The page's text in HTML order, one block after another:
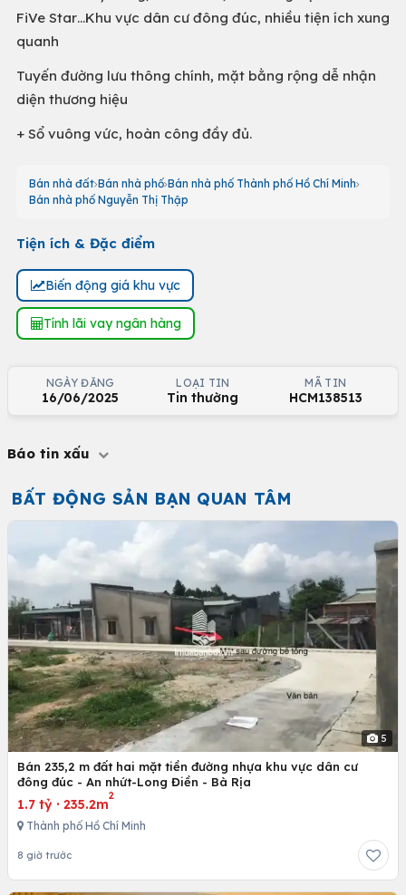
FiVe Star…Khu vực dân cư đông đúc, nhiều tiện ích xung
quanh
Tuyến đường lưu thông chính, mặt bằng rộng dễ nhận
diện thương hiệu
+ Sổ vuông vức, hoàn công đầy đủ.
Bán nhà đất Bán nhà phố Bán nhà phố Thành phố Hồ Chí Minh
Bán nhà phố Nguyễn Thị Thập
Tiện ích & Đặc điểm
Biến động giá khu vực
Tính lãi vay ngân hàng
NGÀY ĐĂNG
16/06/2025
LOẠI TIN
Tin thường
MÃ TIN
HCM138513
Báo tin xấu
BẤT ĐỘNG SẢN BẠN QUAN TÂM
5
Bán 235,2 m đất hai mặt tiền đường nhựa khu vực dân cư
đông đúc - An nhứt-Long Điền - Bà Rịa
1.7 tỷ · 235.2m
2
Thành phố Hồ Chí Minh
8 giờ trước